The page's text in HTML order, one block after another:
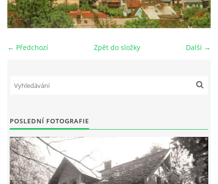
DŮL NA SLÍDU (NA KOLE)
Tento projekt je realizován za finanční podpory
města Domažlice.
© 2026 eStránky.cz |Aktualizováno: 17. 7. 2026|Nahoru ↑
← Předchozí Další →
Zpět do složky
POSLEDNÍ FOTOGRAFIE